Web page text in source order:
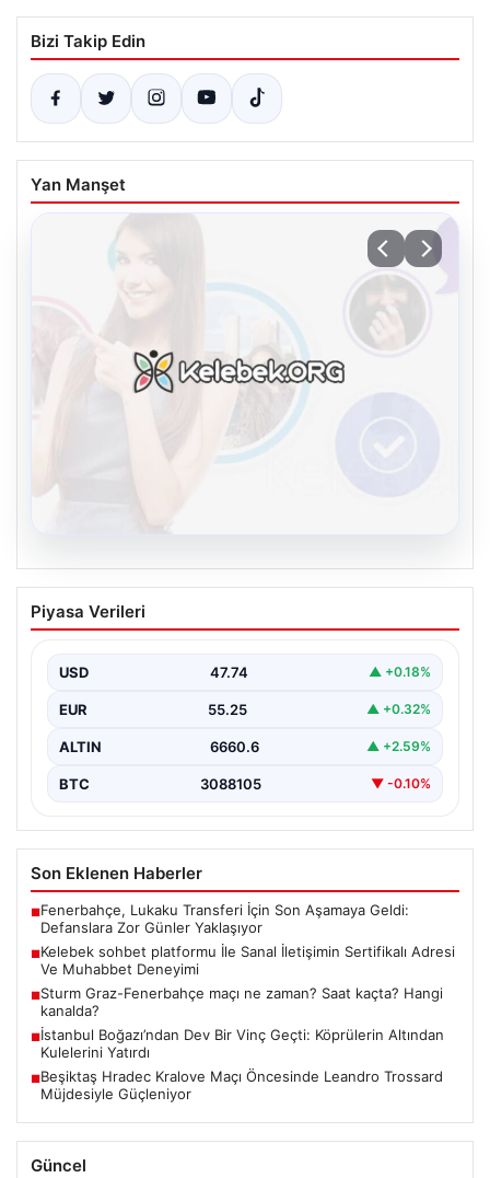
Bizi Takip Edin
Yan Manşet
Kelebek sohbet platformu İle Sanal
İletişimin Sertifikalı Adresi Ve
İnternet çağında insanların seviyeli bir şekilde bağlantı
olarak…
Piyasa Verileri
USD 47.74 ▲ +0.18%
EUR 55.25 ▲ +0.32%
ALTIN 6660.6 ▲ +2.59%
BTC 3088105 ▼ -0.10%
Son Eklenen Haberler
■Fenerbahçe, Lukaku Transferi İçin Son Aşamaya Geldi:
Defanslara Zor Günler Yaklaşıyor
■Kelebek sohbet platformu İle Sanal İletişimin Sertifikalı Adresi
Ve Muhabbet Deneyimi
■Sturm Graz-Fenerbahçe maçı ne zaman? Saat kaçta? Hangi
kanalda?
■İstanbul Boğazı’ndan Dev Bir Vinç Geçti: Köprülerin Altından
Kulelerini Yatırdı
■Beşiktaş Hradec Kralove Maçı Öncesinde Leandro Trossard
Müjdesiyle Güçleniyor
Güncel